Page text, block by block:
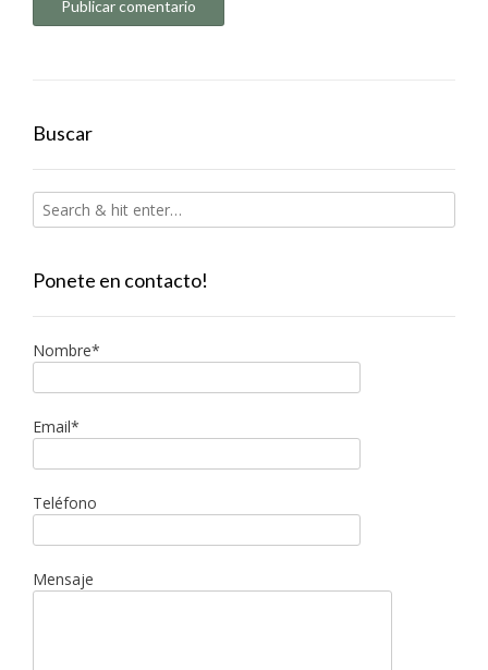
Buscar
Ponete en contacto!
Nombre*
Email*
Teléfono
Mensaje